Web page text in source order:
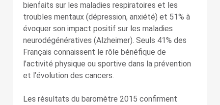
bienfaits sur les maladies respiratoires et les
troubles mentaux (dépression, anxiété) et 51% à
évoquer son impact positif sur les maladies
neurodégénératives (Alzheimer). Seuls 41% des
Français connaissent le rôle bénéfique de
l’activité physique ou sportive dans la prévention
et l’évolution des cancers.
Les résultats du baromètre 2015 confirment